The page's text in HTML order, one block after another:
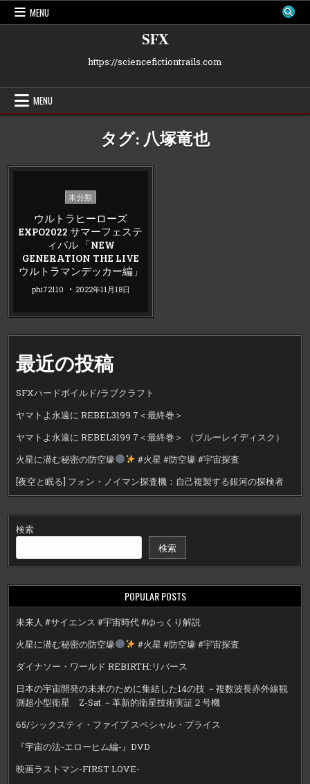
Skip
MENU
SFX
https://sciencefictiontrails.com
MENU
タグ: 八塚竜也
Posted
未分類
ウルトラヒーローズ
EXPO2022 サマーフェステ
ィバル 「NEW
GENERATION THE LIVE
ウルトラマンデッカー編」
phi72110 2022年11月18日
最近の投稿
SFXハードボイルド/ラブクラフト
ヤマトよ永遠に REBEL3199 7＜最終巻＞
ヤマトよ永遠に REBEL3199 7＜最終巻＞ （ブルーレイディスク）
火星に潜む秘密の防空壕
#火星 #防空壕 #宇宙探査
[夜空と眠る] フォン・ノイマン探査機：自己複製する銀河の探検者
検索
検索
POPULAR POSTS
未来人 #サイエンス #宇宙時代 #ゆっくり解説
火星に潜む秘密の防空壕
#火星 #防空壕 #宇宙探査
ダイナソー・ワールド REBIRTH:リバース
日本の宇宙開発の未来のために集結した14の技 －複数波長赤外線観
測超小型衛星 Z-Sat －革新的衛星技術実証２号機
65/シックスティ・ファイブ スペシャル・プライス
『宇宙の法-エローヒム編-』DVD
映画ラストマン-FIRST LOVE-